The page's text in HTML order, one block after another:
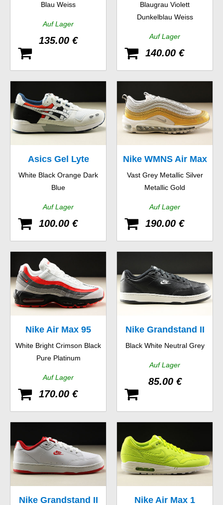
Command Premium
Blau Weiss
Auf Lager
135.00 €
90 Essential
Blaugrau Violett
Dunkelblau Weiss
Auf Lager
140.00 €
Asics Gel Lyte
White Black Orange Dark
Blue
Auf Lager
100.00 €
Nike WMNS Air Max
97 SE
Vast Grey Metallic Silver
Metallic Gold
Auf Lager
190.00 €
Nike Air Max 95
Essential
White Bright Crimson Black
Pure Platinum
Auf Lager
170.00 €
Nike Grandstand II
Black White Neutral Grey
Auf Lager
85.00 €
Nike Grandstand II Nike Air Max 1